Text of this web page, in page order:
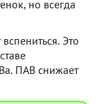
но всегда
Это
ПАВ снижает